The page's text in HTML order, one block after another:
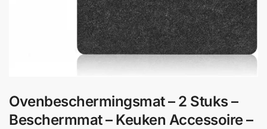
Ovenbeschermingsmat – 2 Stuks –
Beschermmat – Keuken Accessoire –